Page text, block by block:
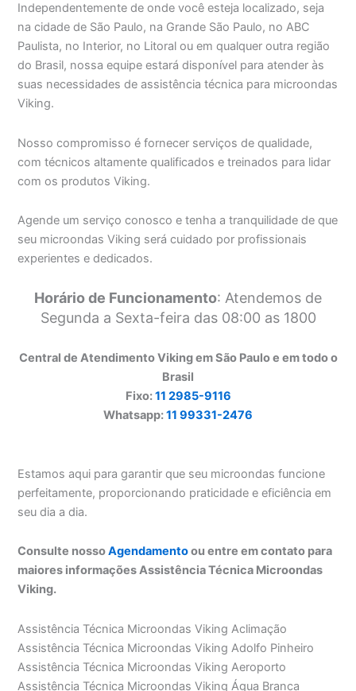
Independentemente de onde você esteja localizado, seja
na cidade de São Paulo, na Grande São Paulo, no ABC
Paulista, no Interior, no Litoral ou em qualquer outra região
do Brasil, nossa equipe estará disponível para atender às
suas necessidades de assistência técnica para microondas
Viking.
Nosso compromisso é fornecer serviços de qualidade,
com técnicos altamente qualificados e treinados para lidar
com os produtos Viking.
Agende um serviço conosco e tenha a tranquilidade de que
seu microondas Viking será cuidado por profissionais
experientes e dedicados.
Horário de Funcionamento: Atendemos de
Segunda a Sexta-feira das 08:00 as 1800
Central de Atendimento Viking em São Paulo e em todo o
Brasil
Fixo:11 2985-9116
Whatsapp:11 99331-2476
Estamos aqui para garantir que seu microondas funcione
perfeitamente, proporcionando praticidade e eficiência em
seu dia a dia.
Consulte nossoAgendamentoou entre em contato para
maiores informações Assistência Técnica Microondas
Viking.
Assistência Técnica Microondas Viking Aclimação
Assistência Técnica Microondas Viking Adolfo Pinheiro
Assistência Técnica Microondas Viking Aeroporto
Assistência Técnica Microondas Viking Água Branca